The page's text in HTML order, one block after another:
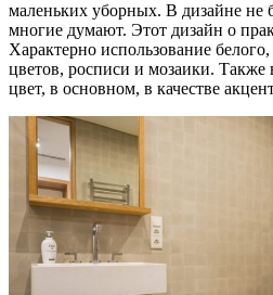
маленьких уборных. В дизайне не
многие думают. Этот дизайн о
Характерно использование
цветов, росписи и мозаики. Также
цвет, в основном, в качестве